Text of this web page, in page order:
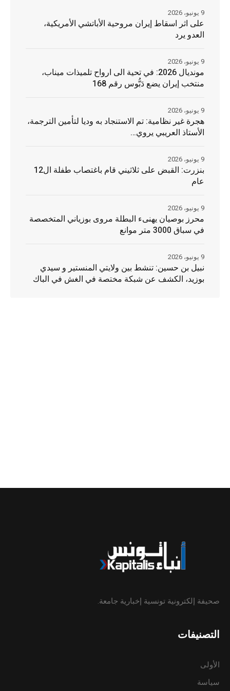
على اثر اسقاط إيران مروحية الأباتشي الأمريكية،
العدو يرد
9 يونيو، 2026
مونديال 2026: في تحية الى ارواح تلميذات ميناب،
منتخب إيران يضع دَبُّوس رقم 168
9 يونيو، 2026
هجرة غير نظامية: تم الاستنجاد به وديا لتأمين الترجمة،
الأستاذ العريبي يروي…
9 يونيو، 2026
بنزرت: القبض على ثلاثيني قام باغتصاب طفلة ال12
عام
9 يونيو، 2026
محرز بوصيان يهنىء البطلة مروى بوزياني المتخصصة
في سباق 3000 متر موانع
9 يونيو، 2026
نبيل بن حسين: تنشط بين ولايتي المنستير و سيدي
بوزيد، الكشف عن شبكة مختصة في الغش في الباك
9 يونيو، 2026
صحيفة إلكترونية تونسية إخبارية جامعة.
التصنيفات
الأولى
سياسة